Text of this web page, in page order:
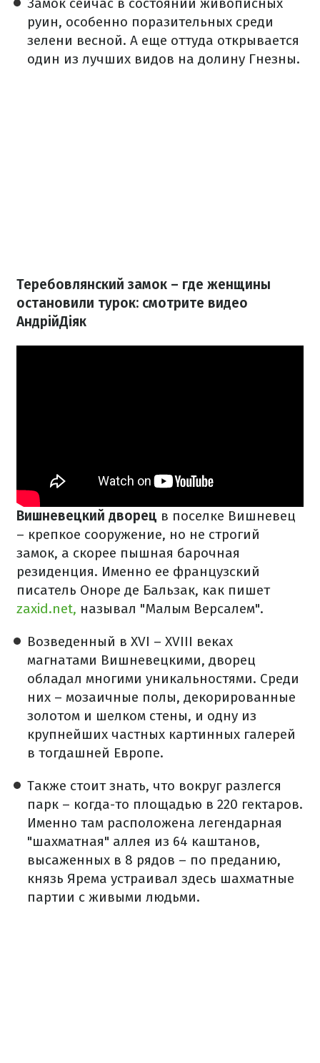
Замок сейчас в состоянии живописных
руин, особенно поразительных среди
зелени весной. А еще оттуда открывается
один из лучших видов на долину Гнезны.
Теребовлянский замок – где женщины
остановили турок: смотрите видео
АндрійДіяк
Вишневецкий дворец в поселке Вишневец
– крепкое сооружение, но не строгий
замок, а скорее пышная барочная
резиденция. Именно ее французский
писатель Оноре де Бальзак, как пишет
zaxid.net, называл "Малым Версалем".
Возведенный в XVI – XVIII веках
магнатами Вишневецкими, дворец
обладал многими уникальностями. Среди
них – мозаичные полы, декорированные
золотом и шелком стены, и одну из
крупнейших частных картинных галерей
в тогдашней Европе.
Также стоит знать, что вокруг разлегся
парк – когда-то площадью в 220 гектаров.
Именно там расположена легендарная
"шахматная" аллея из 64 каштанов,
высаженных в 8 рядов – по преданию,
князь Ярема устраивал здесь шахматные
партии с живыми людьми.